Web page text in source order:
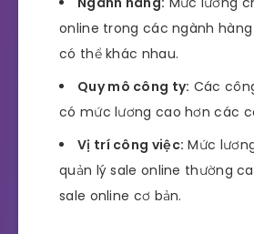
online trong các ngành
có thể khác nhau.
Quy mô công ty: Các
có mức lương cao hơn các
Vị trí công việc: Mức
quản lý sale online thường
sale online cơ bản.